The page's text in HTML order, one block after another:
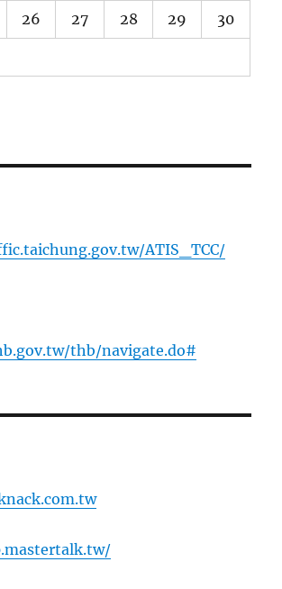
26 27 28 29 30
ATIS_TCC/
thb/navigate.do#